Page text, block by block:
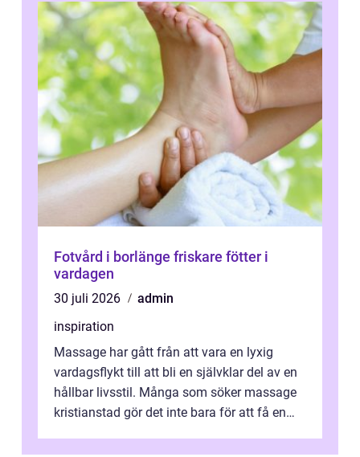
Fotvård i borlänge friskare fötter i
vardagen
30 juli 2026
admin
inspiration
Massage har gått från att vara en lyxig
vardagsflykt till att bli en självklar del av en
hållbar livsstil. Många som söker massage
kristianstad gör det inte bara för att få en